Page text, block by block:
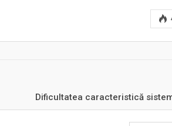
Dificultatea caracteristică